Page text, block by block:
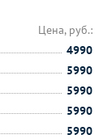
Цена, руб.:
4990
5990
5990
5990
5990